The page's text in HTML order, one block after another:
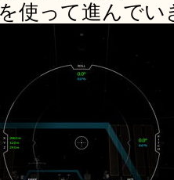
使って進んでい